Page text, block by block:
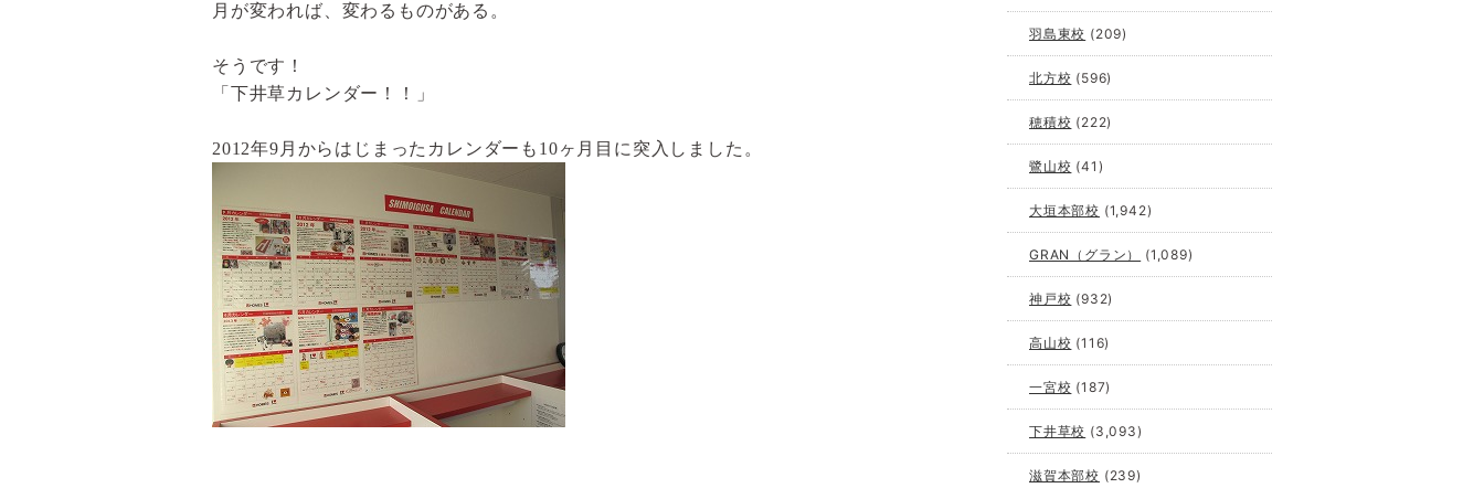
月が変われば、変わるものがある。
そうです！
「下井草カレンダー！！」
2012年9 月からはじまったカレンダーも 10ヶ月目に突入しました。
羽島東校 (209)
北方校 (596)
穂積校 (222)
鷺山校 (41)
大垣本部校 (1,942)
GRAN（グラン） (1,089)
神戸校 (932)
高山校 (116)
一宮校 (187)
下井草校 (3,093)
滋賀本部校 (239)